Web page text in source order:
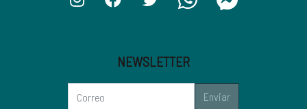
NEWSLETTER
Enviar